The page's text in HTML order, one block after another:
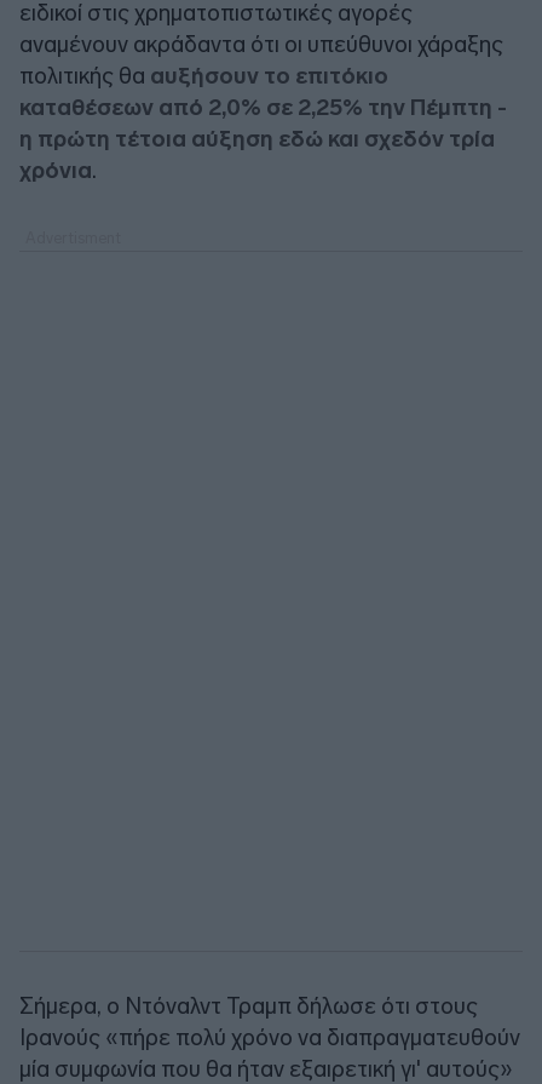
ειδικοί στις χρηματοπιστωτικές αγορές
αναμένουν ακράδαντα ότι οι υπεύθυνοι χάραξης
πολιτικής θα αυξήσουν το επιτόκιο
καταθέσεων από 2,0% σε 2,25% την Πέμπτη -
η πρώτη τέτοια αύξηση εδώ και σχεδόν τρία
χρόνια.
Σήμερα, ο Ντόναλντ Τραμπ δήλωσε ότι στους
Ιρανούς «πήρε πολύ χρόνο να διαπραγματευθούν
μία συμφωνία που θα ήταν εξαιρετική γι' αυτούς»